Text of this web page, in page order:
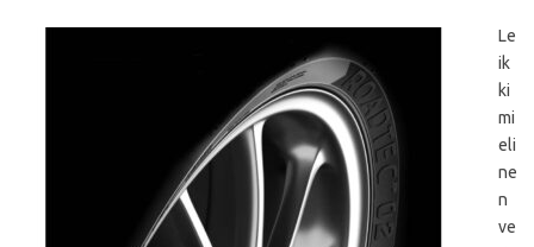
Le
ik
ki
mi
eli
ne
n
ve